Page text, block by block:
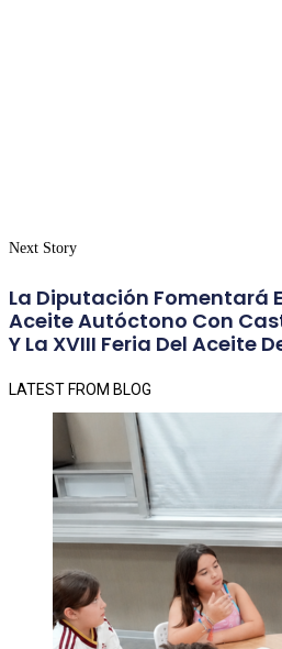
Next Story
La Diputación Fomentará
Aceite Autóctono Con
Y La XVIII Feria Del Aceite
LATEST FROM BLOG